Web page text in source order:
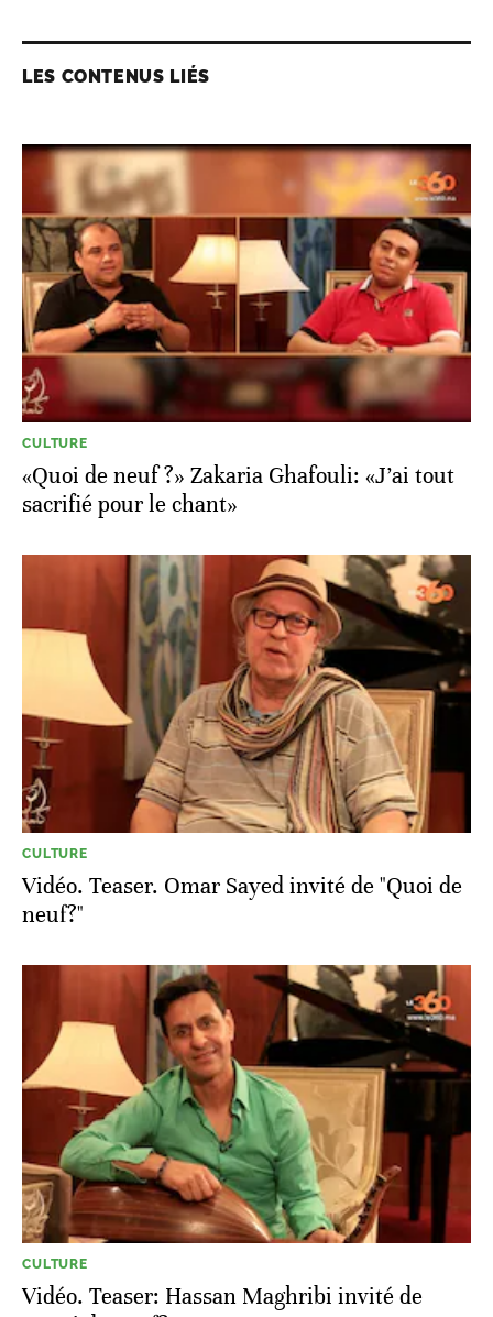
LES CONTENUS LIÉS
CULTURE
«Quoi de neuf ?» Zakaria Ghafouli: «J’ai tout
sacrifié pour le chant»
CULTURE
Vidéo. Teaser. Omar Sayed invité de "Quoi de
neuf?"
CULTURE
Vidéo. Teaser: Hassan Maghribi invité de